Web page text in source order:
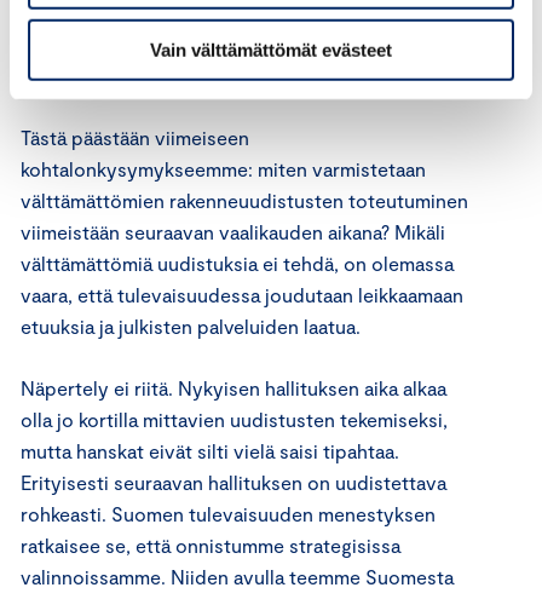
Vain välttämättömät evästeet
talouskasvullemme on väistämätön, koska
rakenneuudistukset julkisen talouden kestävyyden
takaamiseksi ovat tekemättä.
Tästä päästään viimeiseen
kohtalonkysymykseemme: miten varmistetaan
välttämättömien rakenneuudistusten toteutuminen
viimeistään seuraavan vaalikauden aikana? Mikäli
välttämättömiä uudistuksia ei tehdä, on olemassa
vaara, että tulevaisuudessa joudutaan leikkaamaan
etuuksia ja julkisten palveluiden laatua.
Näpertely ei riitä. Nykyisen hallituksen aika alkaa
olla jo kortilla mittavien uudistusten tekemiseksi,
mutta hanskat eivät silti vielä saisi tipahtaa.
Erityisesti seuraavan hallituksen on uudistettava
rohkeasti. Suomen tulevaisuuden menestyksen
ratkaisee se, että onnistumme strategisissa
valinnoissamme. Niiden avulla teemme Suomesta